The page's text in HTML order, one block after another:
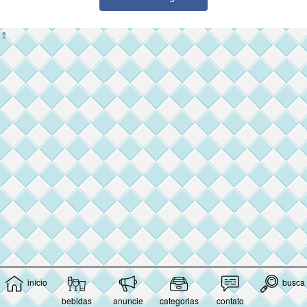
início
bebidas
anuncie categorias contato
busca
⇑